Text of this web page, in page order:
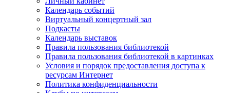
Календарь событий
Виртуальный концертный зал
Подкасты
Календарь выставок
Правила пользования библиотекой
Правила пользования библиотекой в картинках
Условия и порядок предоставления доступа к
ресурсам Интернет
Политика конфиденциальности